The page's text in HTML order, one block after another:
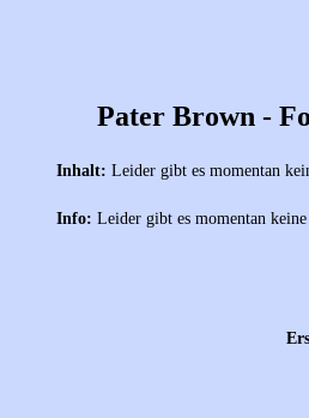
Pater Brown -
Inhalt: Leider gibt es momentan
Info: Leider gibt es momentan